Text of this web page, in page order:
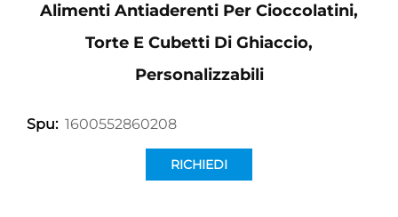
Alimenti Antiaderenti Per Cioccolatini,
Torte E Cubetti Di Ghiaccio,
Personalizzabili
Spu: 1600552860208
RICHIEDI